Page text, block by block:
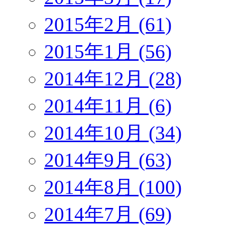
2015年2月 (61)
2015年1月 (56)
2014年12月 (28)
2014年11月 (6)
2014年10月 (34)
2014年9月 (63)
2014年8月 (100)
2014年7月 (69)